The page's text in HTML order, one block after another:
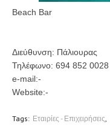
Beach Bar
Διεύθυνση: Πάλιουρας
Τηλέφωνο: 694 852 0028
e-mail:-
Website:-
Tags: Εταιρίες - Επιχειρήσεις